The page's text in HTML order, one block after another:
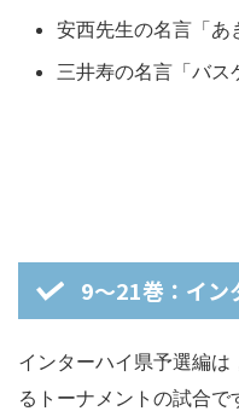
安西先生の名言「あ
三井寿の名言「バス
9～21巻：イン
インターハイ県予選編
るトーナメントの試合で